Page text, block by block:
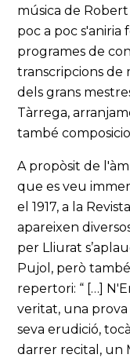
música de
poc a poc
programes de
transcripcions de
dels grans
Tàrrega,
també
A propòsit de
que es veu
el 1917, a la
apareixen
per Lliurat
Pujol, però també
repertori: “ […]
veritat, una
seva erudició,
darrer recital, un